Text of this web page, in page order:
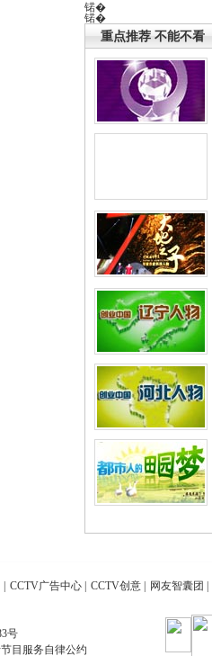
锘�
锘�
重点推荐 不能不看
CCTV广告中心 CCTV创意 网友智囊团
号
目服务自律公约